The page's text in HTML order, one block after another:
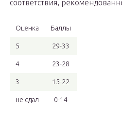
соответствия,
Оценка Баллы
5 29-33
4 23-28
3 15-22
не сдал 0-14